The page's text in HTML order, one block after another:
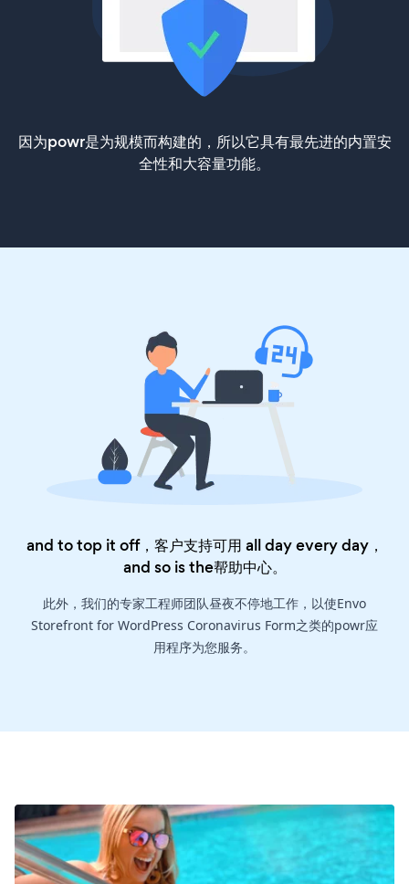
因为powr是为规模而构建的，所以它具有最先进的内置安
全性和大容量功能。
and to top it off，客户支持可用 all day every day，
and so is the帮助中心。
此外，我们的专家工程师团队昼夜不停地工作，以使Envo
Storefront for WordPress Coronavirus Form之类的powr应
用程序为您服务。